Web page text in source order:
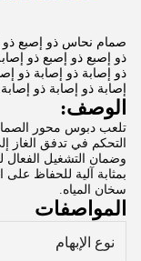
صمام نحاس ذو إصبع ذو
ذو إصبع ذو إصبع ذو
ذو إصابة ذو إصابة ذو
إصابة ذو إصابة ذو
الوصف:
سخان المياه.
المواصفات
نوع الإبهام